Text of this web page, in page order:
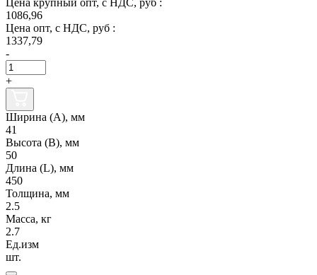
1086,96
Цена опт, с НДС, руб :
1337,79
-
+
Ширина (А), мм
41
Высота (В), мм
50
Длина (L), мм
450
Толщина, мм
2.5
Масса, кг
2.7
Ед.изм
шт.